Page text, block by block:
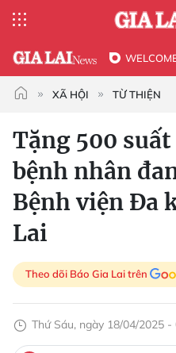
XÃ HỘI TỪ THIỆN
Tặng 500
bệnh nhân
Bệnh viện Đa
Lai
Theo dõi Báo Gia Lai trên
Thứ Sáu, ngày 18/04/2025 -